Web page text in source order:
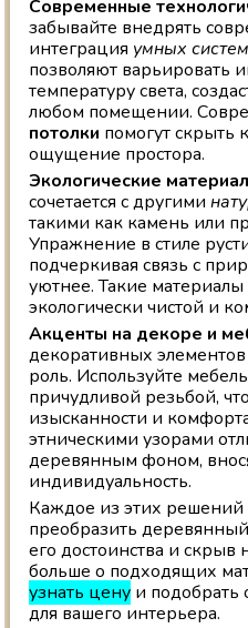
Современные
забывайте внедрять
интеграция умных
позволяют варьировать
температуру света,
любом помещении.
потолки помогут скрыть
ощущение простора.
Экологические
сочетается с другими
такими как камень или
Упражнение в стиле
подчеркивая связь с
уютнее. Такие
экологически чистой и
Акценты на декоре и
декоративных
роль. Используйте
причудливой резьбой,
изысканности и
этническими узорами
деревянным фоном,
индивидуальность.
Каждое из этих
преобразить
его достоинства и скрыв
больше о подходящих
узнать цену и
для вашего интерьера.